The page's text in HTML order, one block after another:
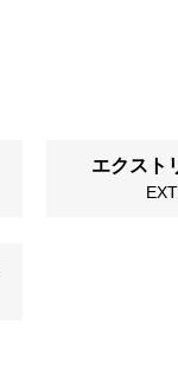
エクスト